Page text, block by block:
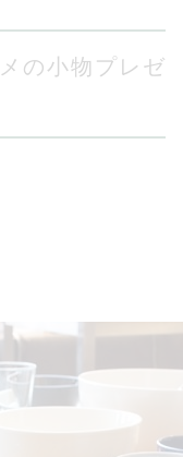
の小物プレゼ